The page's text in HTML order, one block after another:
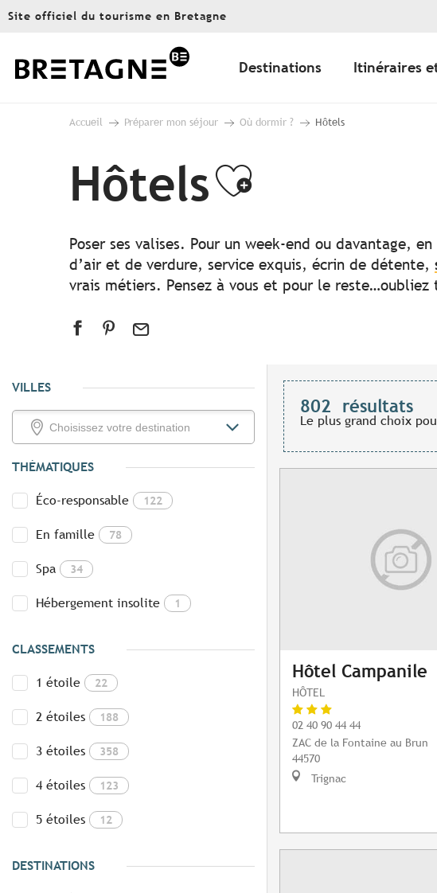
Aller
principal
Site officiel du tourisme en Bretagne
Destinations Itinéraires
Accueil Préparer mon séjour Où dormir ? Hôtels
HôtelsAjouter
Poser ses valises. Pour un week-end ou davantage,
d’air et de verdure, service exquis, écrin de détente,
vrais métiers. Pensez à vous et pour le reste…oubliez
VILLES
THÉMATIQUES
Éco-responsable 122
En famille 78
Spa 34
Hébergement insolite 1
CLASSEMENTS
1 étoile 22
2 étoiles 188
3 étoiles 358
4 étoiles 123
5 étoiles 12
DESTINATIONS
802 résultats
Le plus grand choix
Hôtel Campanile
HÔTEL
02 40 90 44 44
ZAC de la Fontaine au Brun
44570
Trignac